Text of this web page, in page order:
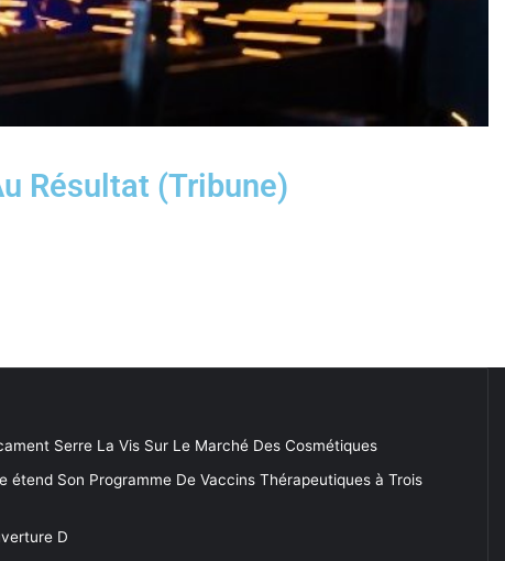
Résultat (Tribune)
Serre La Vis Sur Le Marché Des Cosmétiques
étend Son Programme De Vaccins Thérapeutiques à Trois
D